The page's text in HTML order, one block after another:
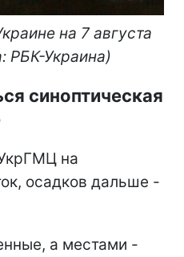
на 7 августа
РБК-Украина)
синоптическая
на
осадков дальше -
а местами -